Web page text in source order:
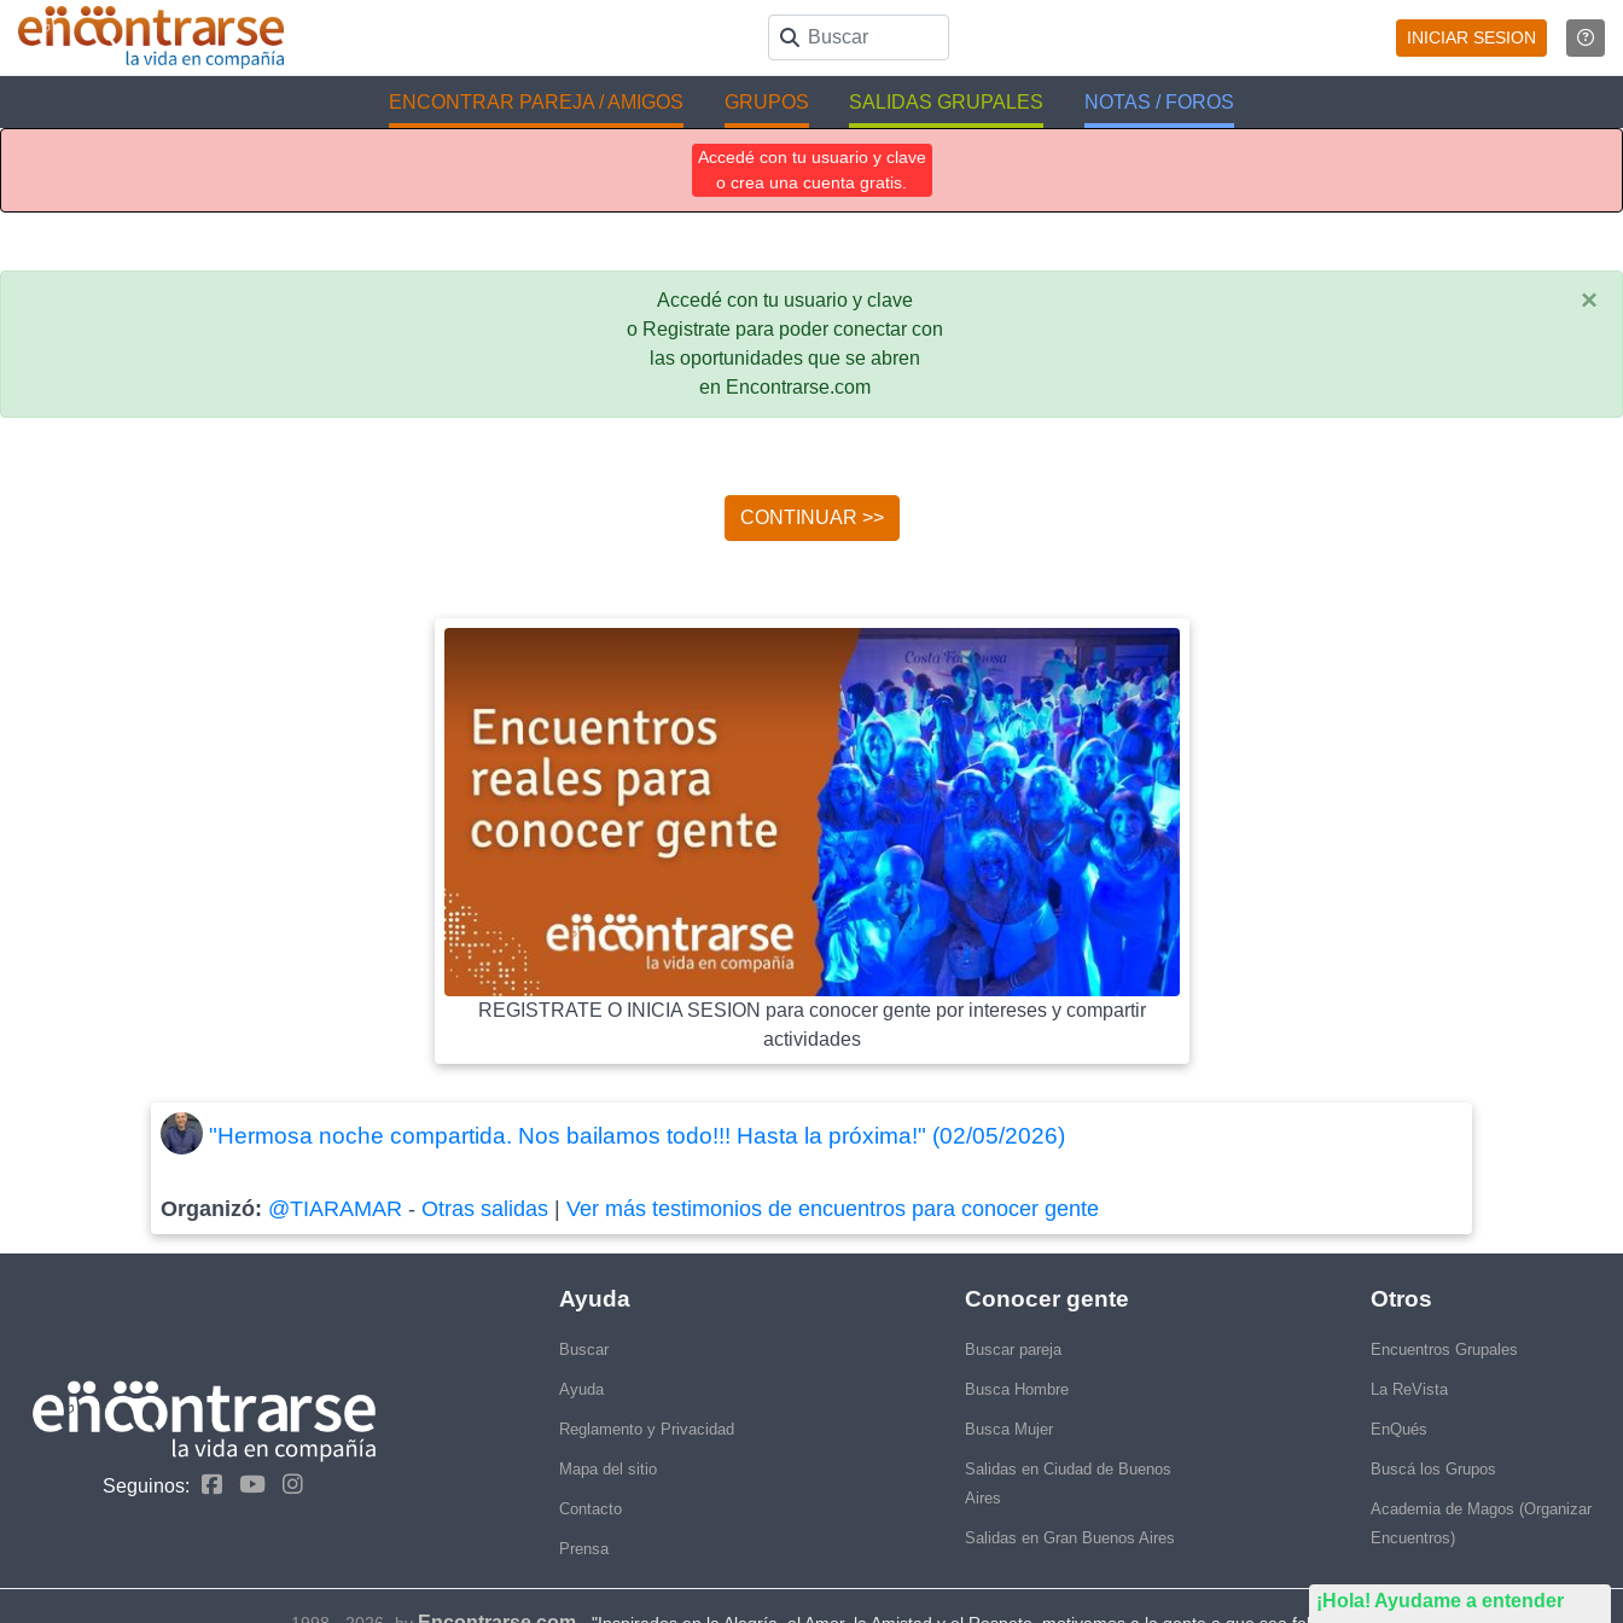
INICIAR SESION
ENCONTRAR PAREJA / AMIGOS GRUPOS SALIDAS GRUPALES NOTAS / FOROS
¡Hola! Ayudame a entender
Accedé con tu usuario y clave
o crea una cuenta gratis.
Accedé con tu usuario y clave
o Registrate para poder conectar con
las oportunidades que se abren
en Encontrarse.com
×
CONTINUAR >>
REGISTRATE O INICIA SESION para conocer gente por intereses y compartir
actividades
"Hermosa noche compartida. Nos bailamos todo!!! Hasta la próxima!" (02/05/2026)
Organizó: @TIARAMAR -Otras salidas |Ver más testimonios de encuentros para conocer gente
Seguinos:
Ayuda
Buscar
Ayuda
Reglamento y Privacidad
Mapa del sitio
Contacto
Prensa
Conocer gente
Buscar pareja
Busca Hombre
Busca Mujer
Salidas en Ciudad de Buenos
Aires
Salidas en Gran Buenos Aires
Otros
Encuentros Grupales
La ReVista
EnQués
Buscá los Grupos
Academia de Magos (Organizar
Encuentros)